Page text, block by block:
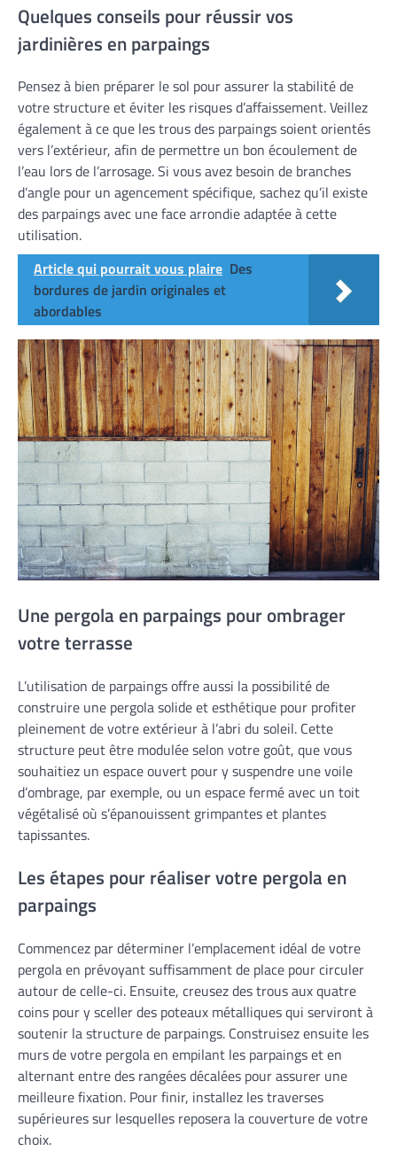
Quelques conseils pour réussir vos
jardinières en parpaings
Pensez à bien préparer le sol pour assurer la stabilité de
votre structure et éviter les risques d’affaissement. Veillez
également à ce que les trous des parpaings soient orientés
vers l’extérieur, afin de permettre un bon écoulement de
l’eau lors de l’arrosage. Si vous avez besoin de branches
d’angle pour un agencement spécifique, sachez qu’il existe
des parpaings avec une face arrondie adaptée à cette
utilisation.
Article qui pourrait vous plaire Des
bordures de jardin originales et
abordables
Une pergola en parpaings pour ombrager
votre terrasse
L’utilisation de parpaings offre aussi la possibilité de
construire une pergola solide et esthétique pour profiter
pleinement de votre extérieur à l’abri du soleil. Cette
structure peut être modulée selon votre goût, que vous
souhaitiez un espace ouvert pour y suspendre une voile
d’ombrage, par exemple, ou un espace fermé avec un toit
végétalisé où s’épanouissent grimpantes et plantes
tapissantes.
Les étapes pour réaliser votre pergola en
parpaings
Commencez par déterminer l’emplacement idéal de votre
pergola en prévoyant suffisamment de place pour circuler
autour de celle-ci. Ensuite, creusez des trous aux quatre
coins pour y sceller des poteaux métalliques qui serviront à
soutenir la structure de parpaings. Construisez ensuite les
murs de votre pergola en empilant les parpaings et en
alternant entre des rangées décalées pour assurer une
meilleure fixation. Pour finir, installez les traverses
supérieures sur lesquelles reposera la couverture de votre
choix.